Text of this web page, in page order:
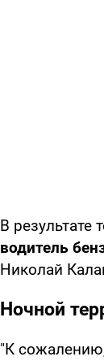
В результате
водитель
Николай
Ночной
"К